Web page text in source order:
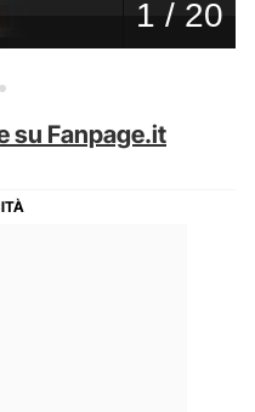
su Fanpage.it